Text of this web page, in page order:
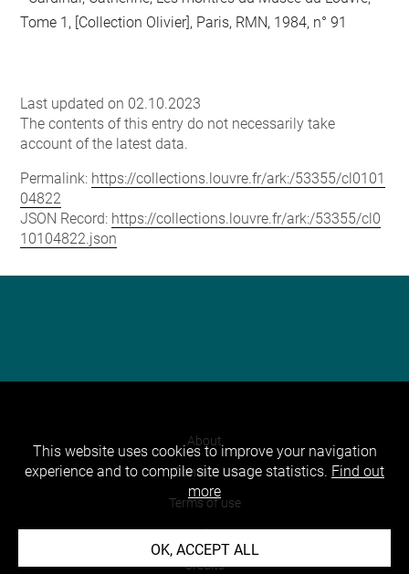
Tome 1, [Collection Olivier], Paris, RMN, 1984, n° 91
Last updated on 02.10.2023
The contents of this entry do not necessarily take
account of the latest data.
Permalink: https://collections.louvre.fr/ark:/53355/cl0101
04822
JSON Record: https://collections.louvre.fr/ark:/53355/cl0
10104822.json
About
Contact Us
Terms of use
Cookies
Credits
This website uses cookies to improve your navigation
experience and to compile site usage statistics. Find out
more
OK, ACCEPT ALL